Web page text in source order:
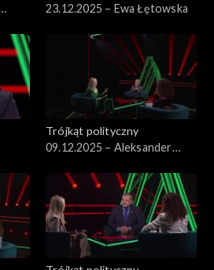
23.12.2025 – Ewa Łętowska
Trójkąt polityczny
09.12.2025 – Aleksander